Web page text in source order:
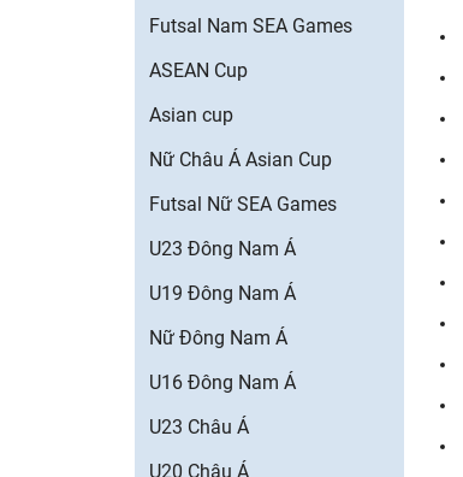
Futsal Nam SEA Games
ASEAN Cup
Asian cup
Nữ Châu Á Asian Cup
Futsal Nữ SEA Games
U23 Đông Nam Á
U19 Đông Nam Á
Nữ Đông Nam Á
U16 Đông Nam Á
U23 Châu Á
U20 Châu Á